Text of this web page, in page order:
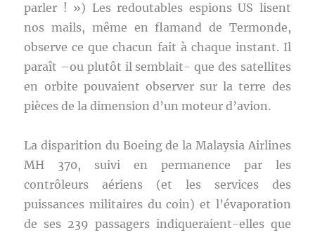
parler ! ») Les redoutables espions US lisent
nos mails, même en flamand de Termonde,
observe ce que chacun fait à chaque instant. Il
paraît –ou plutôt il semblait- que des satellites
en orbite pouvaient observer sur la terre des
pièces de la dimension d’un moteur d’avion.
La disparition du Boeing de la Malaysia Airlines
MH 370, suivi en permanence par les
contrôleurs aériens (et les services des
puissances militaires du coin) et l’évaporation
de ses 239 passagers indiqueraient-elles que